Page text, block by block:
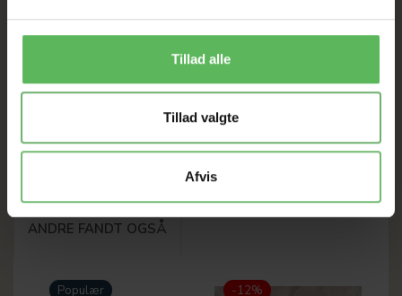
Tillad alle
Tillad valgte
Afvis
65,00 DKK
Du sparer:7,80 DKK
ANDRE FANDT OGSÅ
Populær
-12%